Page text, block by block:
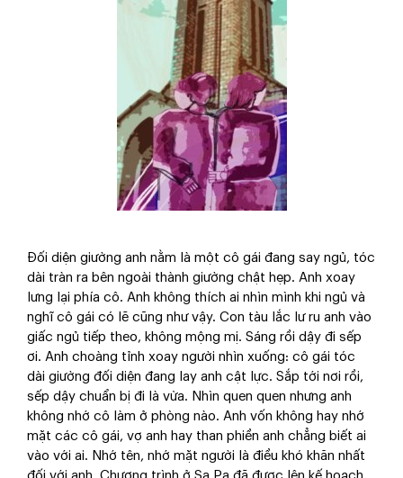
Đối diện giường anh nằm là một cô gái đang say ngủ, tóc
dài tràn ra bên ngoài thành giường chật hẹp. Anh xoay
lưng lại phía cô. Anh không thích ai nhìn mình khi ngủ và
nghĩ cô gái có lẽ cũng như vậy. Con tàu lắc lư ru anh vào
giấc ngủ tiếp theo, không mộng mị. Sáng rồi dậy đi sếp
ơi. Anh choàng tỉnh xoay người nhìn xuống: cô gái tóc
dài giường đối diện đang lay anh cật lực. Sắp tới nơi rồi,
sếp dậy chuẩn bị đi là vừa. Nhìn quen quen nhưng anh
không nhớ cô làm ở phòng nào. Anh vốn không hay nhớ
mặt các cô gái, vợ anh hay than phiền anh chẳng biết ai
vào với ai. Nhớ tên, nhớ mặt người là điều khó khăn nhất